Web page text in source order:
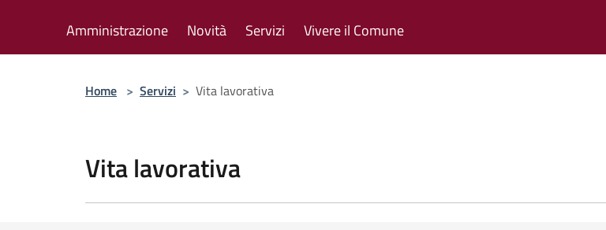
Amministrazione Novità Servizi Vivere il Comune
Home > Servizi > Vita lavorativa
Vita lavorativa